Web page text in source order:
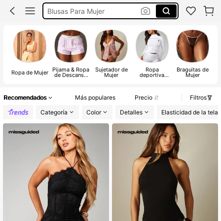
Blusas Para Mujer
Vestidos
Ropa de Mujer Pijama & Ropa
de Descanso
Sujetador de
Mujer
Ropa
deportiva
Braguitas de
Mujer
Recomendados Más populares Precio
Filtros
Categoría
Color Detalles Elasticidad de la tela